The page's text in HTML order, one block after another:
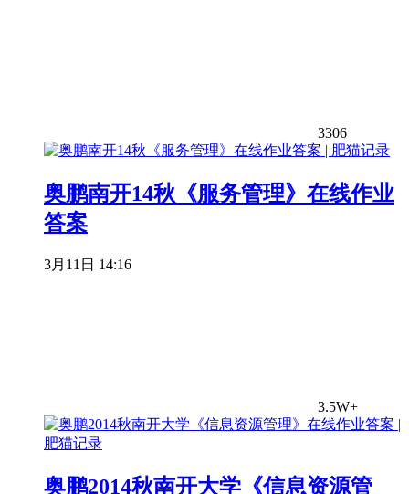
3306
奥鹏南开14秋《服务管理》在线作业
答案
3月11日 14:16
3.5W+
奥鹏2014秋南开大学《信息资源管